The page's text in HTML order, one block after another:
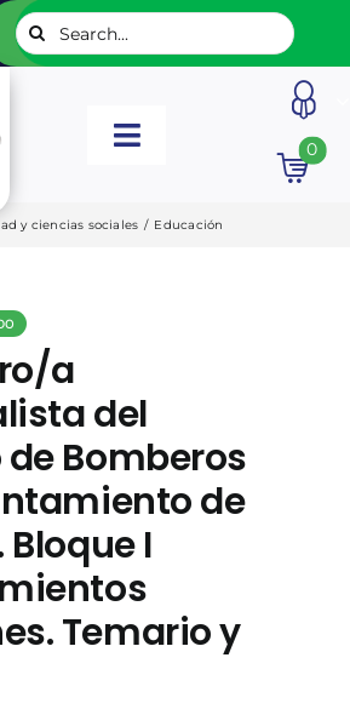
Buscar:
Toggle
0
y ciencias sociales / Educación
a
del
Bomberos
de
I
Temario y